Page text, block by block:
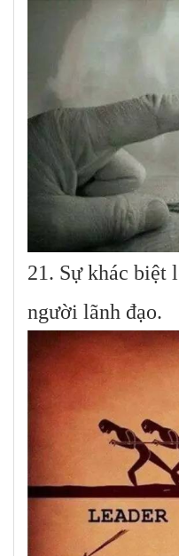
21. Sự khác biệt
người lãnh đạo.